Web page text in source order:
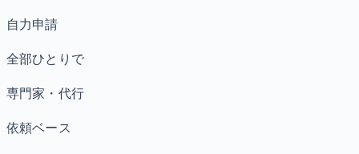
自力申請
全部ひとりで
専門家・代行
依頼ベース